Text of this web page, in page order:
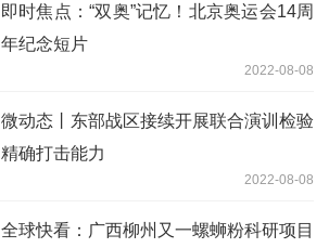
即时焦点：“双奥”记忆！北京奥运会14周
年纪念短片
2022-08-08
微动态丨东部战区接续开展联合演训检验
精确打击能力
2022-08-08
全球快看：广西柳州又一螺蛳粉科研项目